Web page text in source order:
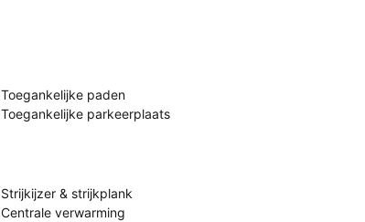
Toegankelijke paden
Toegankelijke parkeerplaats
Strijkijzer & strijkplank
Centrale verwarming